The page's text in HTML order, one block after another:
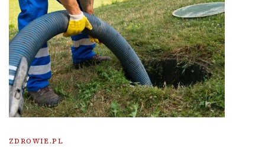
ZDROWIE.PL